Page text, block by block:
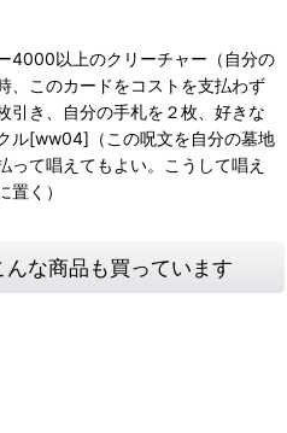
4000以上のクリーチャー（自分の
、このカードをコストを支払わず
引き、自分の手札を２枚、好きな
ル[ww04]（この呪文を自分の墓地
って唱えてもよい。こうして唱え
く）
な商品も買っています